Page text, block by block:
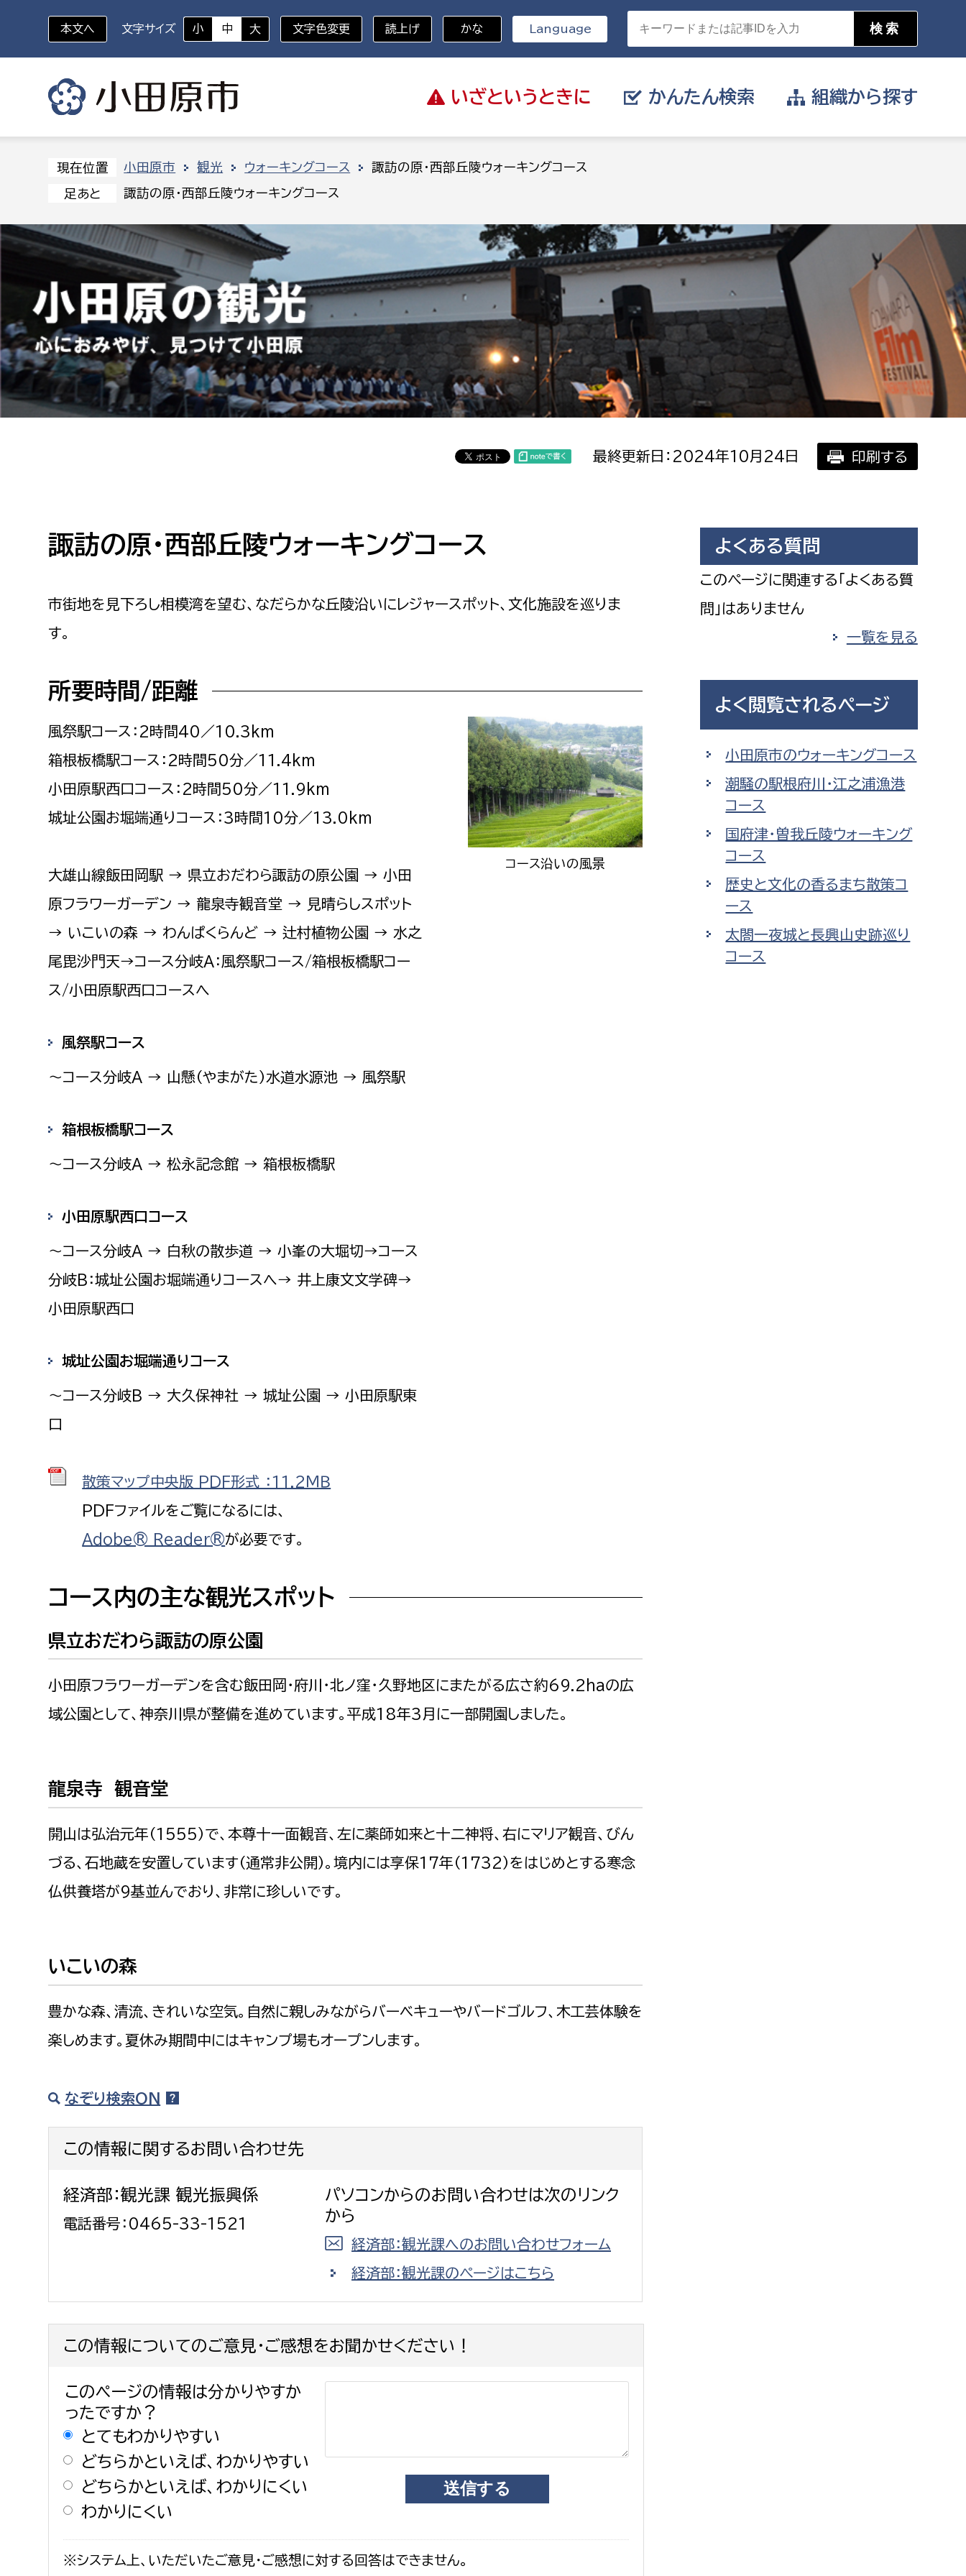
いざと いうときに
いざというときに
休日救急外来 防災・ハザードマップ 避難場所 消防
かんたん検索
対象者を選択
幼稚園児・保育園児
小・中学生
高校生・大学生など
若者
妊産婦
傷病者
労働者
求職者
ペット
分野を選択
教育・子育て
防災・安全
福祉・健康
環境・エネルギー
文化・生涯学習
届け出や申請をしたい
証明書がほしい
相談をしたい
支払いをしたい
働きたい
遊びたい
イベント・講座などに参加したい
まちづくりに関わりたい
組織から探す
組織から探す
部に属さない室
秘書室
広報広聴室
コンプライアンス推進室
企画部
企画政策課
財政課
資産マネジメント課
デジタル推進課
総務課
職員課
財産管理課
契約検査課
市税総務課
市民税課
資産税課
事業課
戸籍住民課
文化政策課
環境政策課
環境事業センター
生活援護課
障がい福祉課
保険課
健康づくり課
水産海浜課
都市計画課
地域交通課
建築指導課
開発審査課
建設部
国県事業推進課
土木管理課
道水路整備課
みどり公園課
建築課
会計管理者 市立総合医療センター
患者サポートセンター
消防総務課
予防課
警防計画課
救急課
情報司令課
上下水道局
給排水業務課
教育部
農業委員会事務局 議会総務課
本文へ 文字サイズ 小 中 大 文字色変更 読上げ かな Language
現在位置 小田原市 観光 ウォーキングコース 諏訪の原・西部丘陵ウォーキングコース
足あと 諏訪の原・西部丘陵ウォーキングコース
最終更新日：2024年10月24日 印刷する
諏訪の原・西部丘陵ウォーキングコース
市街地を見下ろし相模湾を望む、なだらかな丘陵沿いにレジャースポット、文化施設を巡りま
す。
所要時間/距離
風祭駅コース：2時間40／10.3km
箱根板橋駅コース：2時間50分／11.4km
小田原駅西口コース：2時間50分／11.9km
城址公園お堀端通りコース：3時間10分／13.0km
大雄山線飯田岡駅 → 県立おだわら諏訪の原公園 → 小田
原フラワーガーデン → 龍泉寺観音堂 → 見晴らしスポット
→ いこいの森 → わんぱくらんど → 辻村植物公園 → 水之
尾毘沙門天→コース分岐A：風祭駅コース/箱根板橋駅コー
ス/小田原駅西口コースへ
風祭駅コース
〜コース分岐A → 山懸（やまがた）水道水源池 → 風祭駅
箱根板橋駅コース
〜コース分岐A → 松永記念館 → 箱根板橋駅
小田原駅西口コース
〜コース分岐A → 白秋の散歩道 → 小峯の大堀切→コース
分岐B：城址公園お堀端通りコースへ→ 井上康文文学碑→
小田原駅西口
城址公園お堀端通りコース
〜コース分岐B → 大久保神社 → 城址公園 → 小田原駅東
口
散策マップ中央版 PDF形式 ：11.2ＭＢ
PDFファイルをご覧になるには、
Adobe® Reader®が必要です。
コース沿いの風景
コース内の主な観光スポット
県立おだわら諏訪の原公園
小田原フラワーガーデンを含む飯田岡・府川・北ノ窪・久野地区にまたがる広さ約69.2haの広
域公園として、神奈川県が整備を進めています。平成18年3月に一部開園しました。
龍泉寺 観音堂
開山は弘治元年（1555）で、本尊十一面観音、左に薬師如来と十二神将、右にマリア観音、びん
づる、石地蔵を安置しています（通常非公開）。境内には享保17年（1732）をはじめとする寒念
仏供養塔が9基並んでおり、非常に珍しいです。
いこいの森
豊かな森、清流、きれいな空気。自然に親しみながらバーベキューやバードゴルフ、木工芸体験を
楽しめます。夏休み期間中にはキャンプ場もオープンします。
なぞり検索ON
この情報に関するお問い合わせ先
経済部：観光課 観光振興係
電話番号：0465-33-1521
パソコンからのお問い合わせは次のリンク
から
経済部：観光課へのお問い合わせフォーム
経済部：観光課のページはこちら
この情報についてのご意見・ご感想をお聞かせください！
このページの情報は分かりやすか
ったですか？
とてもわかりやすい
どちらかといえば、わかりやすい
どちらかといえば、わかりにくい
わかりにくい
※システム上、いただいたご意見・ご感想に対する回答はできません。
よくある質問
このページに関連する「よくある質
問」はありません
一覧を見る
よく閲覧されるページ
小田原市のウォーキングコース
潮騒の駅根府川・江之浦漁港
コース
国府津・曽我丘陵ウォーキング
コース
歴史と文化の香るまち散策コ
ース
太閤一夜城と長興山史跡巡り
コース